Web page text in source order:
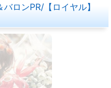
ロンPR/【ロイヤル】